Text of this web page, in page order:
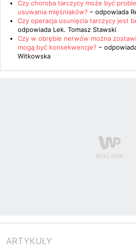
Czy choroba tarczycy może być
usuwania mięśniaków? – odpowiada
Czy operacja usunięcia tarczycy jest
odpowiada Lek. Tomasz Stawski
Czy w obrębie nerwów można
mogą być konsekwencje? –
Witkowska
ARTYKUŁY